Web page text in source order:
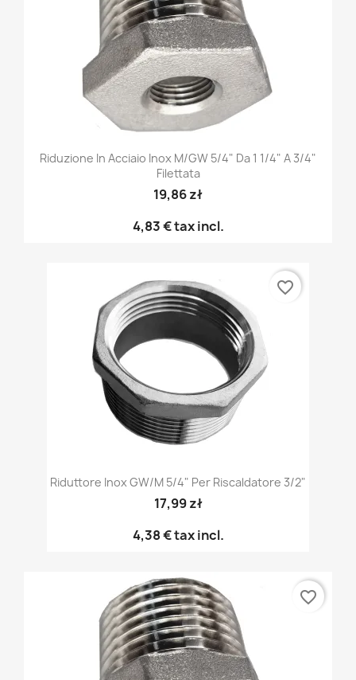
Riduzione In Acciaio Inox M/GW 5/4" Da 1 1/4" A 3/4"
Filettata
19,86 zł
4,83 €tax incl.
Riduttore Inox GW/M 5/4" Per Riscaldatore 3/2"
17,99 zł
4,38 €tax incl.
favorite_border
favorite_border